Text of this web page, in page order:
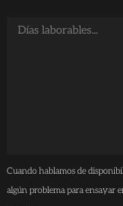
Cuando hablamos de
algún problema para ensayar